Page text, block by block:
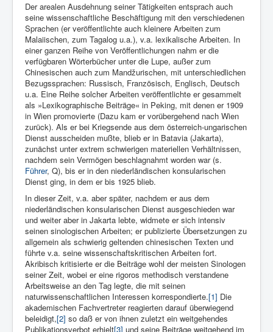
Der arealen Ausdehnung seiner Tätigkeiten entsprach auch
seine wissenschaftliche Beschäftigung mit den verschiedenen
Sprachen (er veröffentlichte auch kleinere Arbeiten zum
Malaiischen, zum Tagalog u.a.), v.a. lexikalische Arbeiten. In
einer ganzen Reihe von Veröffentlichungen nahm er die
verfügbaren Wörterbücher unter die Lupe, außer zum
Chinesischen auch zum Mandžurischen, mit unterschiedlichen
Bezugssprachen: Russisch, Französisch, Englisch, Deutsch
u.a. Eine Reihe solcher Arbeiten veröffentlichte er gesammelt
als »Lexikographische Beiträge« in Peking, mit denen er 1909
in Wien promovierte (Dazu kam er vorübergehend nach Wien
zurück). Als er bei Kriegsende aus dem österreich-ungarischen
Dienst ausscheiden mußte, blieb er in Batavia (Jakarta),
zunächst unter extrem schwierigen materiellen Verhältnissen,
nachdem sein Vermögen beschlagnahmt worden war (s.
Führer, Q), bis er in den niederländischen konsularischen
Dienst ging, in dem er bis 1925 blieb.
In dieser Zeit, v.a. aber später, nachdem er aus dem
niederländischen konsularischen Dienst ausgeschieden war
und weiter aber in Jakarta lebte, widmete er sich intensiv
seinen sinologischen Arbeiten; er publizierte Übersetzungen zu
allgemein als schwierig geltenden chinesischen Texten und
führte v.a. seine wissenschaftskritischen Arbeiten fort.
Akribisch kritisierte er die Beiträge wohl der meisten Sinologen
seiner Zeit, wobei er eine rigoros methodisch verstandene
Arbeitsweise an den Tag legte, die mit seinen
naturwissenschaftlichen Interessen korrespondierte.[1] Die
akademischen Fachvertreter reagierten darauf überwiegend
beleidigt,[2] so daß er von ihnen zuletzt ein weitgehendes
Publikationsverbot erhielt[3] und seine Beiträge weitgehend im